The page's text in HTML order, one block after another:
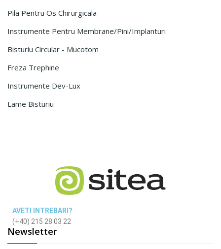
Pila Pentru Os Chirurgicala
Instrumente Pentru Membrane/Pini/Implanturi
Bisturiu Circular - Mucotom
Freza Trephine
Instrumente Dev-Lux
Lame Bisturiu
AVETI INTREBARI?
(+40) 215 28 03 22
Newsletter